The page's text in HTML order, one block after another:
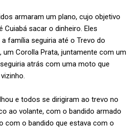
armaram um plano, cujo objetivo
Cuiabá sacar o dinheiro. Eles
família seguiria até o Trevo do
um Corolla Prata, juntamente com um
atrás com uma moto que
e todos se dirigiram ao trevo no
ao volante, com o bandido armado
com o bandido que estava com o